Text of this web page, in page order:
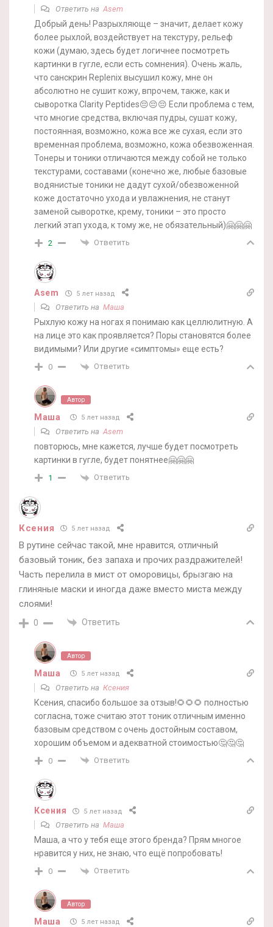
Ответить на Asem
Добрый день! Разрыхляюще – значит, делает кожу
более рыхлой, воздействует на текстуру, рельеф
кожи (думаю, здесь будет логичнее посмотреть
картинки в гугле, если есть сомнения). Очень жаль,
что санскрин Replenix высушил кожу, мне он
абсолютно не сушит кожу, впрочем, также, как и
сыворотка Clarity Peptides😔😔😔 Если проблема с тем,
что многие средства, включая пудры, сушат кожу,
постоянная, возможно, кожа все же сухая, если это
временная проблема, возможно, кожа обезвоженная.
Тонеры и тоники отличаются между собой не только
текстурами, составами (конечно же, любые базовые
водянистые тоники не дадут сухой/обезвоженной
коже достаточно ухода и увлажнения, не станут
заменой сыворотке, крему, тоники – это просто
легкий этап ухода, к тому же, не обязательный)🤗🤗🤗
2 Ответить
Asem 5 лет назад
Ответить на Маша
Рыхлую кожу на ногах я понимаю как целлюлитную. А
на лице это как проявляется? Поры становятся более
видимыми? Или другие «симптомы» еще есть?
0 Ответить
Автор
Маша 5 лет назад
Ответить на Asem
повторюсь, мне кажется, лучше будет посмотреть
картинки в гугле, будет понятнее🤗🤗🤗
1 Ответить
Ксения 5 лет назад
В рутине сейчас такой, мне нравится, отличный
базовый тоник, без запаха и прочих раздражителей!
Часть перелила в мист от оморовицы, брызгаю на
глиняные маски и иногда даже вместо миста между
слоями!
0 Ответить
Автор
Маша 5 лет назад
Ответить на Ксения
Ксения, спасибо большое за отзыв!🌻🌻🌻 полностью
согласна, тоже считаю этот тоник отличным именно
базовым средством с очень достойным составом,
хорошим объемом и адекватной стоимостью🤔🤔🤔
0 Ответить
Ксения 5 лет назад
Ответить на Маша
Маша, а что у тебя еще этого бренда? Прям многое
нравится у них, не знаю, что ещё попробовать!
0 Ответить
Автор
Маша 5 лет назад